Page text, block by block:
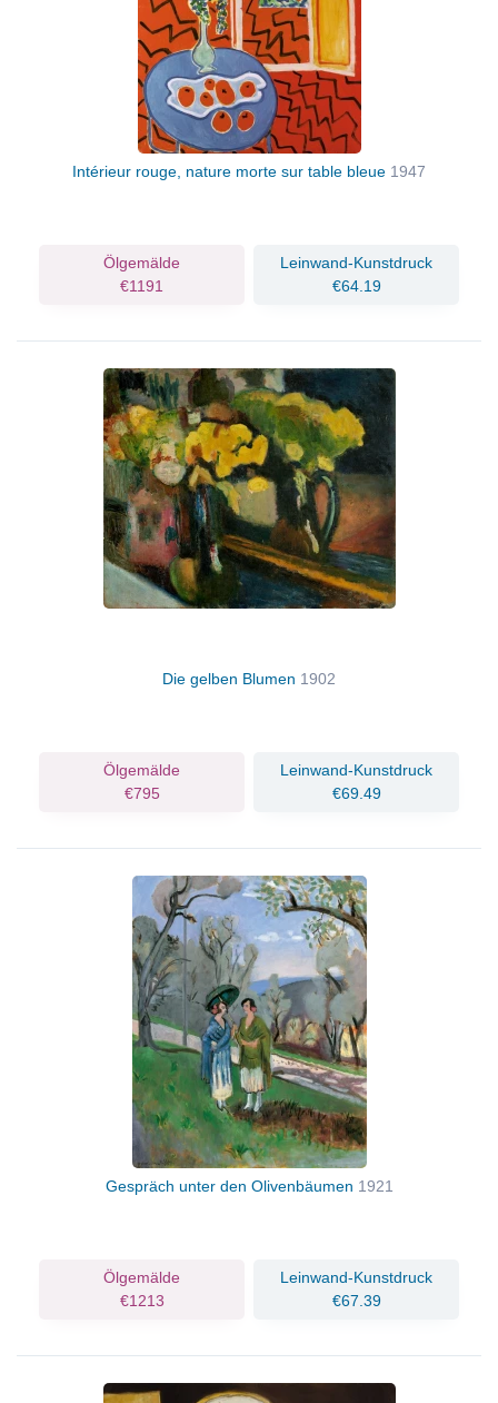
Intérieur rouge, nature morte sur table bleue 1947
Ölgemälde
€1191
Leinwand-Kunstdruck
€64.19
Die gelben Blumen 1902
Ölgemälde
€795
Leinwand-Kunstdruck
€69.49
Gespräch unter den Olivenbäumen 1921
Ölgemälde
€1213
Leinwand-Kunstdruck
€67.39